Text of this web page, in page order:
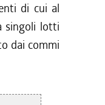
di cui al
singoli lotti
dai commi